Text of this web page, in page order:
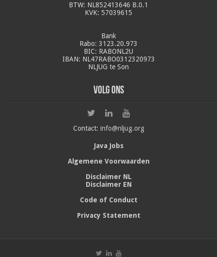
BTW: NL852413646 B.0.1
KVK: 57039615
Bank
Rabo: 3123.20.973
BIC: RABONL2U
IBAN: NL47RABO0312320973
NLJUG te Son
Volg ons
Contact: info@nljug.org
Java Jobs
Algemene Voorwaarden
Disclaimer NL
Disclaimer EN
Code of Conduct
Privacy Statement